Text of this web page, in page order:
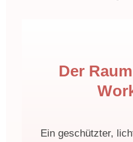
Der
Ein geschützter,